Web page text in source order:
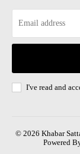
I've read and
© 2026 Khabar
Powered